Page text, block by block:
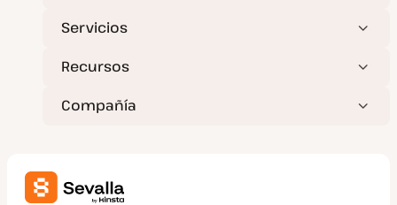
Servicios
Recursos
Compañía